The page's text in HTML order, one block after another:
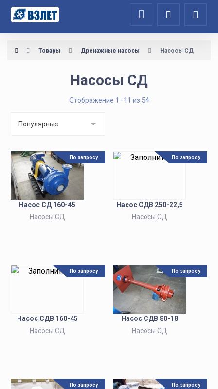
Товары Дренажные насосы Насосы СД
Насосы СД
Отображение 1–11 из 54
Насос СД 160-45
Насосы СД
По запросу
Насос СДВ 250-22,5
Насосы СД
По запросу
Насос СДВ 160-45
Насосы СД
По запросу
Насос СДВ 80-18
Насосы СД
По запросу
По запросу По запросу